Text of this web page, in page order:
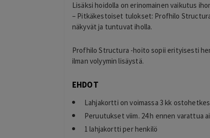
Lisäksi hoidolla on erinomainen vaikutus
– Pitkäkestoiset tulokset: Profhilo
näkyvät ja tuntuvat iholla.
Profhilo Structura -hoito sopii erityisesti
ilman volyymin lisäystä.
EHDOT
Lahjakortti on voimassa 3 kk
Peruutukset viim. 24 h ennen varattua
1 lahjakortti per henkilö